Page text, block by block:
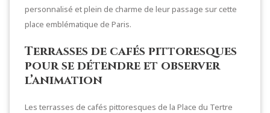
personnalisé et plein de charme de leur passage sur cette
place emblématique de Paris.
Terrasses de cafés pittoresques
pour se détendre et observer
l’animation
Les terrasses de cafés pittoresques de la Place du Tertre